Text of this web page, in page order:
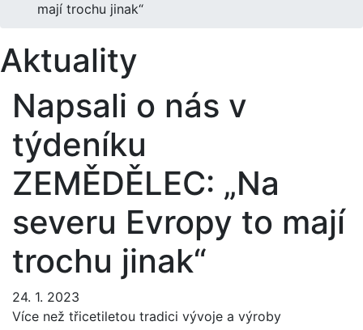
mají trochu jinak“
Aktuality
Napsali o nás v
týdeníku
ZEMĚDĚLEC: „Na
severu Evropy to mají
trochu jinak“
24. 1. 2023
Více než třicetiletou tradici vývoje a výroby